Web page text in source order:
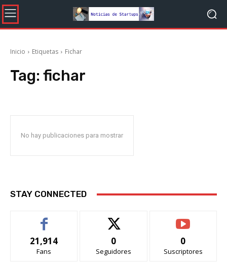
Inicio Etiquetas Fichar
Tag: fichar
No hay publicaciones para mostrar
STAY CONNECTED
21,914
Fans
0
Seguidores
0
Suscriptores